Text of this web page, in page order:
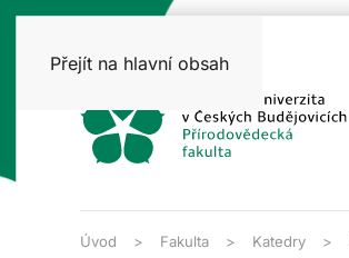
Přejít na hlavní obsah
Úvod Fakulta Katedry